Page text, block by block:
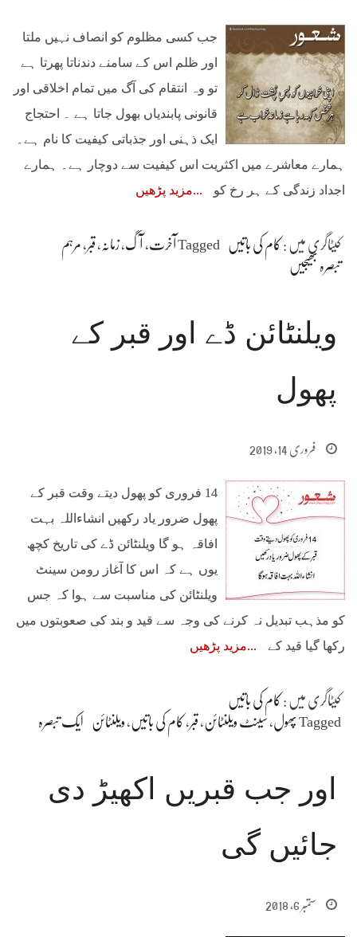
جب کسی مظلوم کو انصاف نہیں ملتا
اور ظلم اس کے سامنے دندناتا پھرتا ہے
تو وہ انتقام کی آگ میں تمام اخلاقی اور
قانونی پابندیاں بھول جاتا ہے ۔ احتجاج
ایک ذہنی اور جذباتی کیفیت کا نام ہے۔
ہمارے معاشرے میں اکثریت اس کیفیت سے دوچار ہے۔ ہمارے
اجداد زندگی کے ہر رخ کو
مزید پڑھیں
کیٹاگری میں : کام کی باتیں Taggedآخرت، آگ،زمانہ ، قبر ، مرہم
تبصرہ بھیجیں
ویلنٹائن ڈے اور قبر کے
پھول
فروری 14, 2019
14 فروری کو پھول دیتے وقت قبر کے
پھول ضرور یاد رکھیں انشاءاللہ بہت
افاقہ ہو گا ویلنٹائن ڈے کی تاریخ کچھ
یوں ہے کہ اس کا آغاز رومن سینٹ
ویلنٹائن کی مناسبت سے ہوا کہ جس
کو مذہب تبدیل نہ کرنے کی وجہ سے قید و بند کی صعوبتوں میں
رکھا گیا قید کے
مزید پڑھیں
کیٹاگری میں : کام کی باتیں
Taggedپھول، سینٹ ویلنٹائن ، قبر ، کام کی باتیں ، ویلنٹائن ایک تبصرہ
اور جب قبریں اکھیڑ دی
جائیں گی
ستمبر 6, 2018